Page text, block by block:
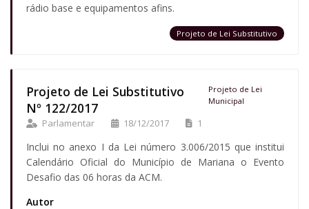
rádio base e equipamentos afins.
Projeto de Lei Substitutivo
Projeto de Lei Substitutivo
Nº 122/2017
Projeto de Lei
Municipal
Parlamentar 18/12/2017 1
Inclui no anexo I da Lei número 3.006/2015 que institui
Calendário Oficial do Município de Mariana o Evento
Desafio das 06 horas da ACM.
Autor